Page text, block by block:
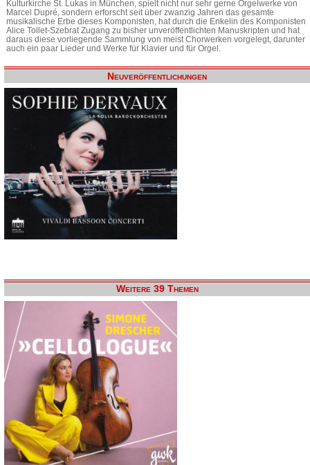
Kulturkirche St. Lukas in München, spielt nicht nur sehr gerne Orgelwerke von
Marcel Dupré, sondern erforscht seit über zwanzig Jahren das gesamte
musikalische Erbe dieses Komponisten, hat durch die Enkelin des Komponisten
Alice Tollet-Szebrat Zugang zu bisher unveröffentlichten Manuskripten und hat
daraus diese vorliegende Sammlung von meist Chorwerken vorgelegt, darunter
auch ein paar Lieder und Werke für Klavier und für Orgel.
Neuveröffentlichungen
Weitere 39 Themen